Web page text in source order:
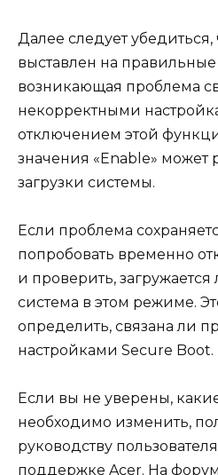
Далее следует убедиться,
выставлен на
возникающая проблема
некорректными
отключением этой
значения «Enable»
загрузки системы.
Если проблема
попробовать временно
и проверить,
система в этом режиме.
определить, связана ли
настройками Secure Boot.
Если вы не уверены,
необходимо изменить,
руководству
поддержке Acer. На